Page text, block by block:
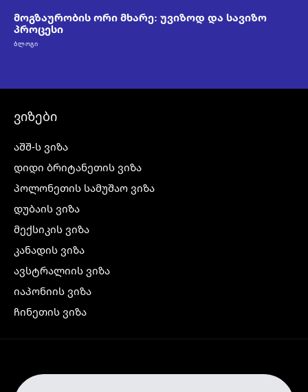
მოგზაურობის ორი მხარე: უვიზოდ და სავიზო
პროცესი
ᲑᲚᲝᲒᲘ
ვიზები
აშშ-ს ვიზა
დიდი ბრიტანეთის ვიზა
პოლონეთის სამუშაო ვიზა
დუბაის ვიზა
მექსიკის ვიზა
კანადის ვიზა
ავსტრალიის ვიზა
იაპონიის ვიზა
ჩინეთის ვიზა
ჩრდილოეთ ირლანდიის ვიზა